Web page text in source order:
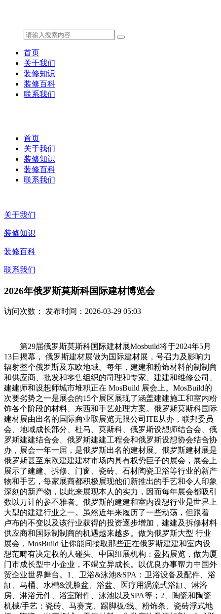
首页
关于我们
装修知识
装修百科
联系我们
首页
关于我们
装修知识
装修百科
联系我们
关于我们
装修知识
装修百科
联系我们
2026年俄罗斯莫斯科国际建材博览会
访问次数： 发布时间：2026-03-29 05:03
第29届俄罗斯莫斯科国际建材展Mosbuild将于2024年5月
13日揭幕， 俄罗斯建材展做为国际建材展，号召力及影响力
辐射整个俄罗斯及东欧地域。每年，建建和粉饰材料的制制商
和供应商、批发和零售组织的司理和专家、建建和维修公司、
建建师和设想师城市堆积正在 MosBuild 展会上。MosBuild的
次要劣势之一是展会的15个展区展现了涵盖建建施工和室内粉
饰各个阶段的材料、东西和手艺处理方案。俄罗斯莫斯科国际
建材展由出名的国际商业取展览无限公司ITE从办，联邦委员
会、地域成长部分、杜马、莫斯科、俄罗斯设想师结合会、俄
罗斯建建结合会、俄罗斯建建工程会和俄罗斯设想协会结合协
办，展会一年一届，是俄罗斯出名的建材展。俄罗斯建材展是
俄罗斯甚至东欧建建建材市场内具有权势巨子的展会，展会上
展示了建建、拆修、门窗、瓷砖、石材陶瓷卫浴等行业的新产
物和手艺，每家展商都积极展现他们新推出的手艺和令人印象
深刻的新产物，以此来展现本人的实力，因而每年展会都吸引
数以万计的参不雅者。俄罗斯的建建和室内设想行业是世界上
大型的建建行业之一。虽然近年来履历了一些动荡，但跟着
卢布的不变以及该行业获得的投资逐步增加，建建及拆修材料
供应商和国际制制商的机遇越来越多。做为俄罗斯大型 行业
展会，MosBuild 让你能间接取那些正在俄罗斯建建和室内设
想范畴有决定权的人碰头。中国组展机构：盈拓展览，做为厦
门市成长型中小企业，不竭立异成长。以优良办事帮力中国外
贸企业世界舞台。1、卫浴&泳池&SPA：卫浴设备及配件、浴
缸、马桶、水槽&洗脸盆、浴盆、医疗用涡流式浴缸、淋浴
房、淋浴元件、浴室附件、泳池以及SPA等；2、陶瓷和陶瓷
机械/手艺：瓷砖、马赛克、踢脚板/线、粉饰条、瓷砖浮式地